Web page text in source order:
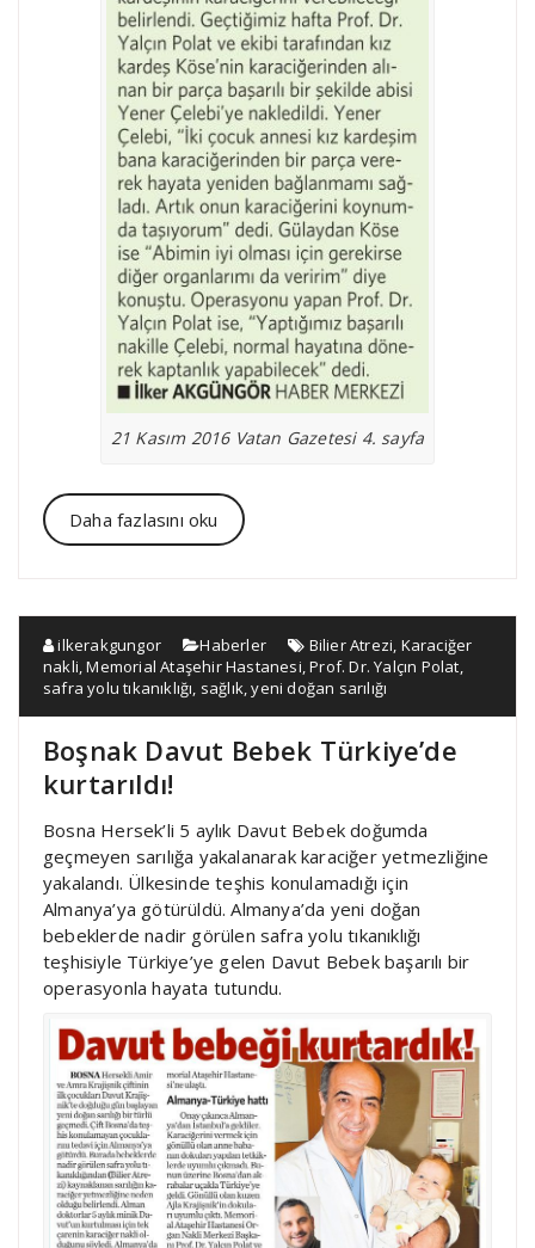
21 Kasım 2016 Vatan Gazetesi 4. sayfa
Daha fazlasını oku
ilkerakgungor Haberler Bilier Atrezi, Karaciğer
nakli,Memorial Ataşehir Hastanesi,Prof. Dr. Yalçın Polat,
safra yolu tıkanıklığı, sağlık,yeni doğan sarılığı
Boşnak Davut Bebek Türkiye’de
kurtarıldı!
Bosna Hersek’li 5 aylık Davut Bebek doğumda
geçmeyen sarılığa yakalanarak karaciğer yetmezliğine
yakalandı. Ülkesinde teşhis konulamadığı için
Almanya’ya götürüldü. Almanya’da yeni doğan
bebeklerde nadir görülen safra yolu tıkanıklığı
teşhisiyle Türkiye’ye gelen Davut Bebek başarılı bir
operasyonla hayata tutundu.